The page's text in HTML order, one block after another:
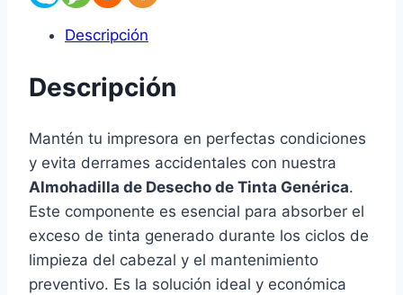
Descripción
Descripción
Mantén tu impresora en perfectas condiciones
y evita derrames accidentales con nuestra
Almohadilla de Desecho de Tinta Genérica.
Este componente es esencial para absorber el
exceso de tinta generado durante los ciclos de
limpieza del cabezal y el mantenimiento
preventivo. Es la solución ideal y económica